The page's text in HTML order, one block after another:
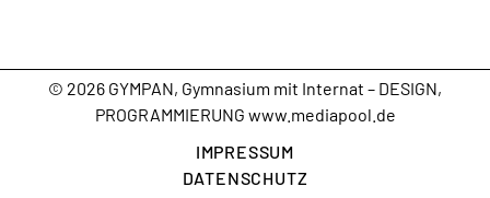
TV -
YOUTUBE
© 2026 GYMPAN, Gymnasium mit Internat – DESIGN,
PROGRAMMIERUNG www.mediapool.de
IMPRESSUM
DATENSCHUTZ